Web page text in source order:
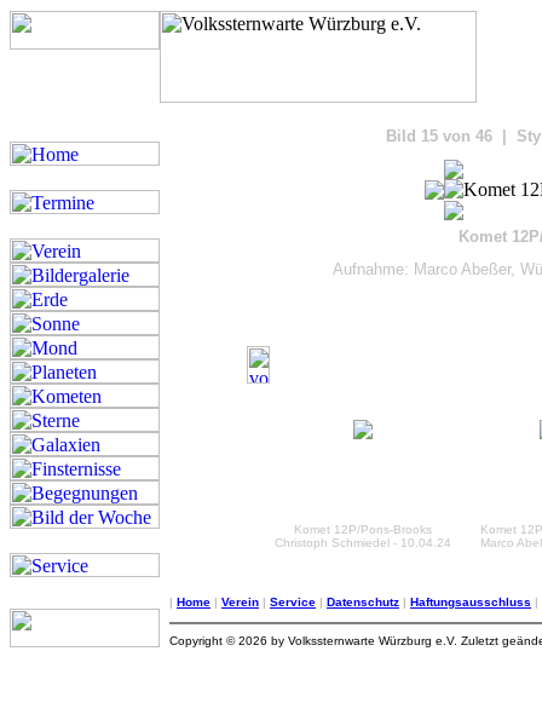
Bild 15 von 46 |
Komet
Aufnahme: Marco Abeßer,
Komet 12P/Pons-Brooks
Christoph Schmiedel - 10.04.24
Komet
Marco
| Home | Verein | Service | Datenschutz | Haftungsausschluss |
Copyright © 2026 by Volkssternwarte Würzburg e.V. Zuletzt